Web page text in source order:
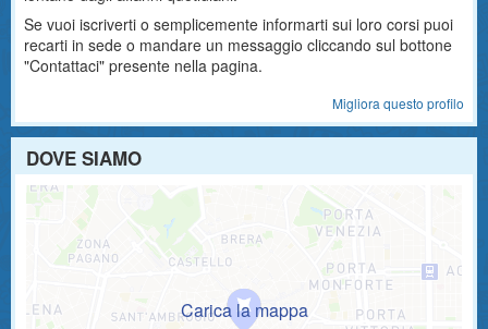
Se vuoi iscriverti o semplicemente informarti sui loro corsi puoi
recarti in sede o mandare un messaggio cliccando sul bottone
"Contattaci" presente nella pagina.
Migliora questo profilo
DOVE SIAMO